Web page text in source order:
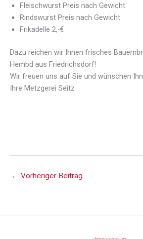
Fleischwurst Preis nach Gewicht
Rindswurst Preis nach Gewicht
Frikadelle 2,-€
Dazu reichen wir Ihnen frisches
Hembd aus Friedrichsdorf!
Wir freuen uns auf Sie und wünschen
Ihre Metzgerei Seitz
← Vorheriger Beitrag